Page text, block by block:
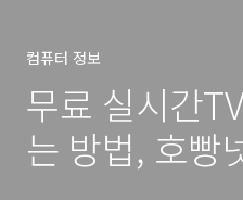
컴퓨터 정보
무료 실시간
는 방법, 호빵